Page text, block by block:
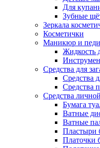
Для
Зубные
Зеркала
Косметички
Маникюр и
Жидкость
Средства для
Средства
Средства
Средства
Бумага
Ватные
Ватные
Пластыри
Платочки